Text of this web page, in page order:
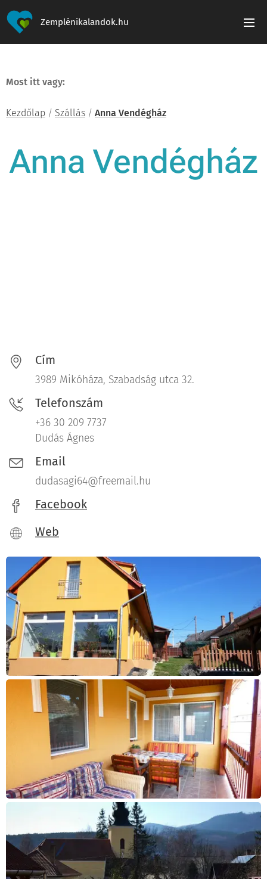
Zemplénikalandok.hu
Most itt vagy:
Kezdőlap / Szállás / Anna Vendégház
Anna Vendégház
Cím
3989 Mikóháza, Szabadság utca 32.
Telefonszám
+36 30 209 7737
Dudás Ágnes
Email
dudasagi64@freemail.hu
Facebook
Web